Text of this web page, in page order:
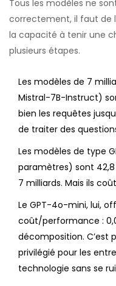
Tous les modèles ne
correctement, il faut de
la capacité à tenir une
plusieurs étapes.
Les modèles de 7
Mistral-7B-Instruct)
bien les requêtes
de traiter des
Les modèles de type
paramètres) sont 42,8
7 milliards. Mais ils
Le GPT-4o-mini, lui,
coût/performance :
décomposition. C’est
privilégié pour les
technologie sans se